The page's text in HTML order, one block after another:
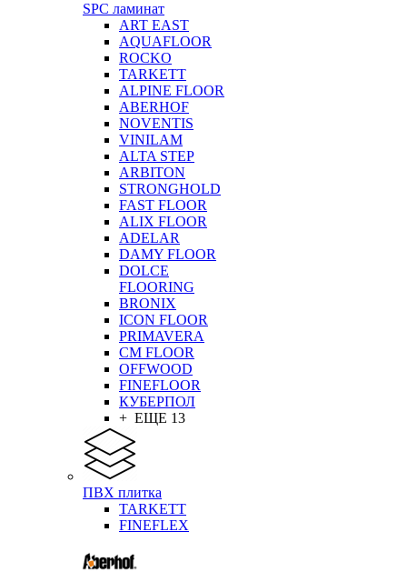
SPC ламинат
ART EAST
AQUAFLOOR
ROCKO
TARKETT
ALPINE FLOOR
ABERHOF
NOVENTIS
VINILAM
ALTA STEP
ARBITON
STRONGHOLD
FAST FLOOR
ALIX FLOOR
ADELAR
DAMY FLOOR
DOLCE
FLOORING
BRONIX
ICON FLOOR
PRIMAVERA
CM FLOOR
OFFWOOD
FINEFLOOR
КУБЕРПОЛ
+ ЕЩЕ 13
ПВХ плитка
TARKETT
FINEFLEX